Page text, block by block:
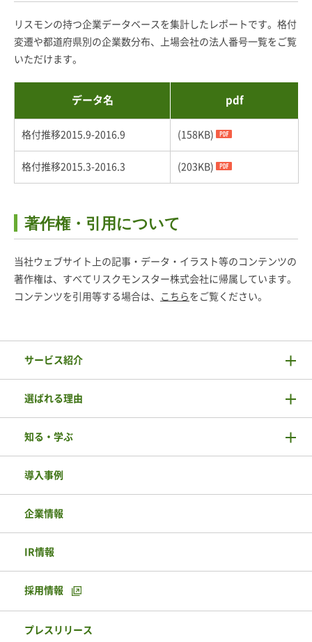
リスモンの持つ企業データベースを集計したレポートです。格付
変遷や都道府県別の企業数分布、上場会社の法人番号一覧をご覧
いただけます。
データ名 pdf
格付推移2015.9-2016.9 (158KB)
格付推移2015.3-2016.3 (203KB)
著作権・引用について
当社ウェブサイト上の記事・データ・イラスト等のコンテンツの
著作権は、すべてリスクモンスター株式会社に帰属しています。
コンテンツを引用等する場合は、
こちら をご覧ください。
サービス紹介
選ばれる理由
知る・学ぶ
導入事例
企業情報
IR情報
採用情報
プレスリリース